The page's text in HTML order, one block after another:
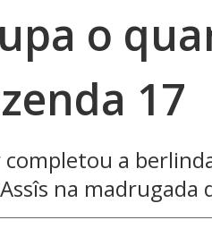
o
17
a
na madrugada